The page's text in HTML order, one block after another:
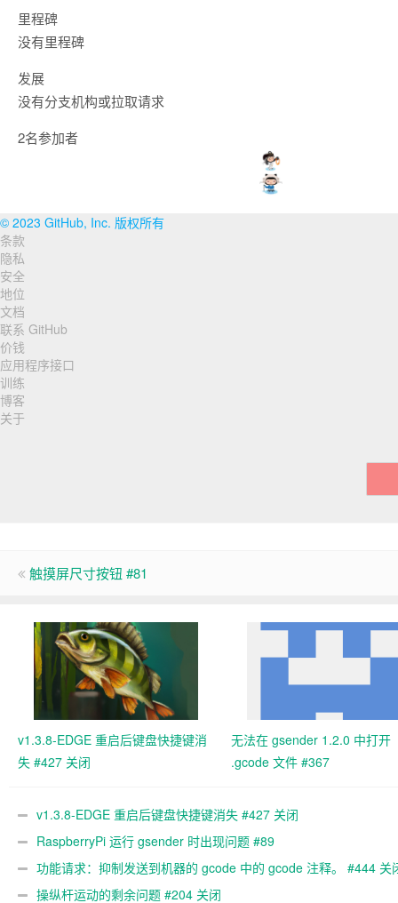
里程碑
没有里程碑
发展
没有分支机构或拉取请求
2名参加者
© 2023 GitHub, Inc. 版权所有
页
脚
导
航
条款
隐私
安全
地位
文档
联系 GitHub
价钱
应用程序接口
训练
博客
关于
触摸屏尺寸按钮 #81
v1.3.8-EDGE 重启后键盘快捷键消
失 #427 关闭
无法在 gsender 1.2.0 中打开
.gcode 文件 #367
v1.3.8-EDGE 重启后键盘快捷键消失 #427 关闭
RaspberryPi 运行 gsender 时出现问题 #89
功能请求：抑制发送到机器的 gcode 中的 gcode 注释。 #444 关
操纵杆运动的剩余问题 #204 关闭